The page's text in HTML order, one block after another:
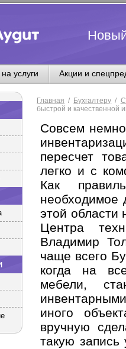
услуги Акции и
Главная / Бухгалтеру /
быстрой и качественной
Совсем
пересчет
легко и с
Как
необходимое
этой области
Центра
Владимир
чаще всего
когда на
мебели,
иного
вручную
такую